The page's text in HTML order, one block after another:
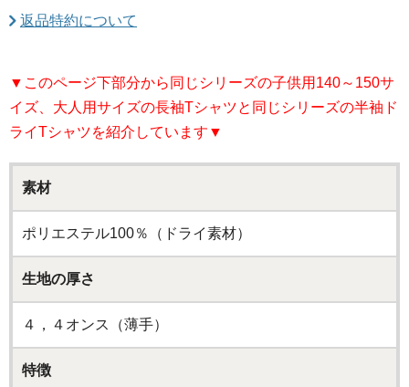
返品特約について
▼このページ下部分から同じシリーズの子供用140～150サ
イズ、大人用サイズの長袖Tシャツと同じシリーズの半袖ド
ライTシャツを紹介しています▼
素材
ポリエステル100％（ドライ素材）
生地の厚さ
４，４オンス（薄手）
特徴